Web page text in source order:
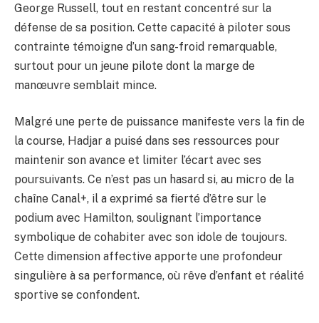
George Russell, tout en restant concentré sur la
défense de sa position. Cette capacité à piloter sous
contrainte témoigne d’un sang-froid remarquable,
surtout pour un jeune pilote dont la marge de
manœuvre semblait mince.
Malgré une perte de puissance manifeste vers la fin de
la course, Hadjar a puisé dans ses ressources pour
maintenir son avance et limiter l’écart avec ses
poursuivants. Ce n’est pas un hasard si, au micro de la
chaîne Canal+, il a exprimé sa fierté d’être sur le
podium avec Hamilton, soulignant l’importance
symbolique de cohabiter avec son idole de toujours.
Cette dimension affective apporte une profondeur
singulière à sa performance, où rêve d’enfant et réalité
sportive se confondent.